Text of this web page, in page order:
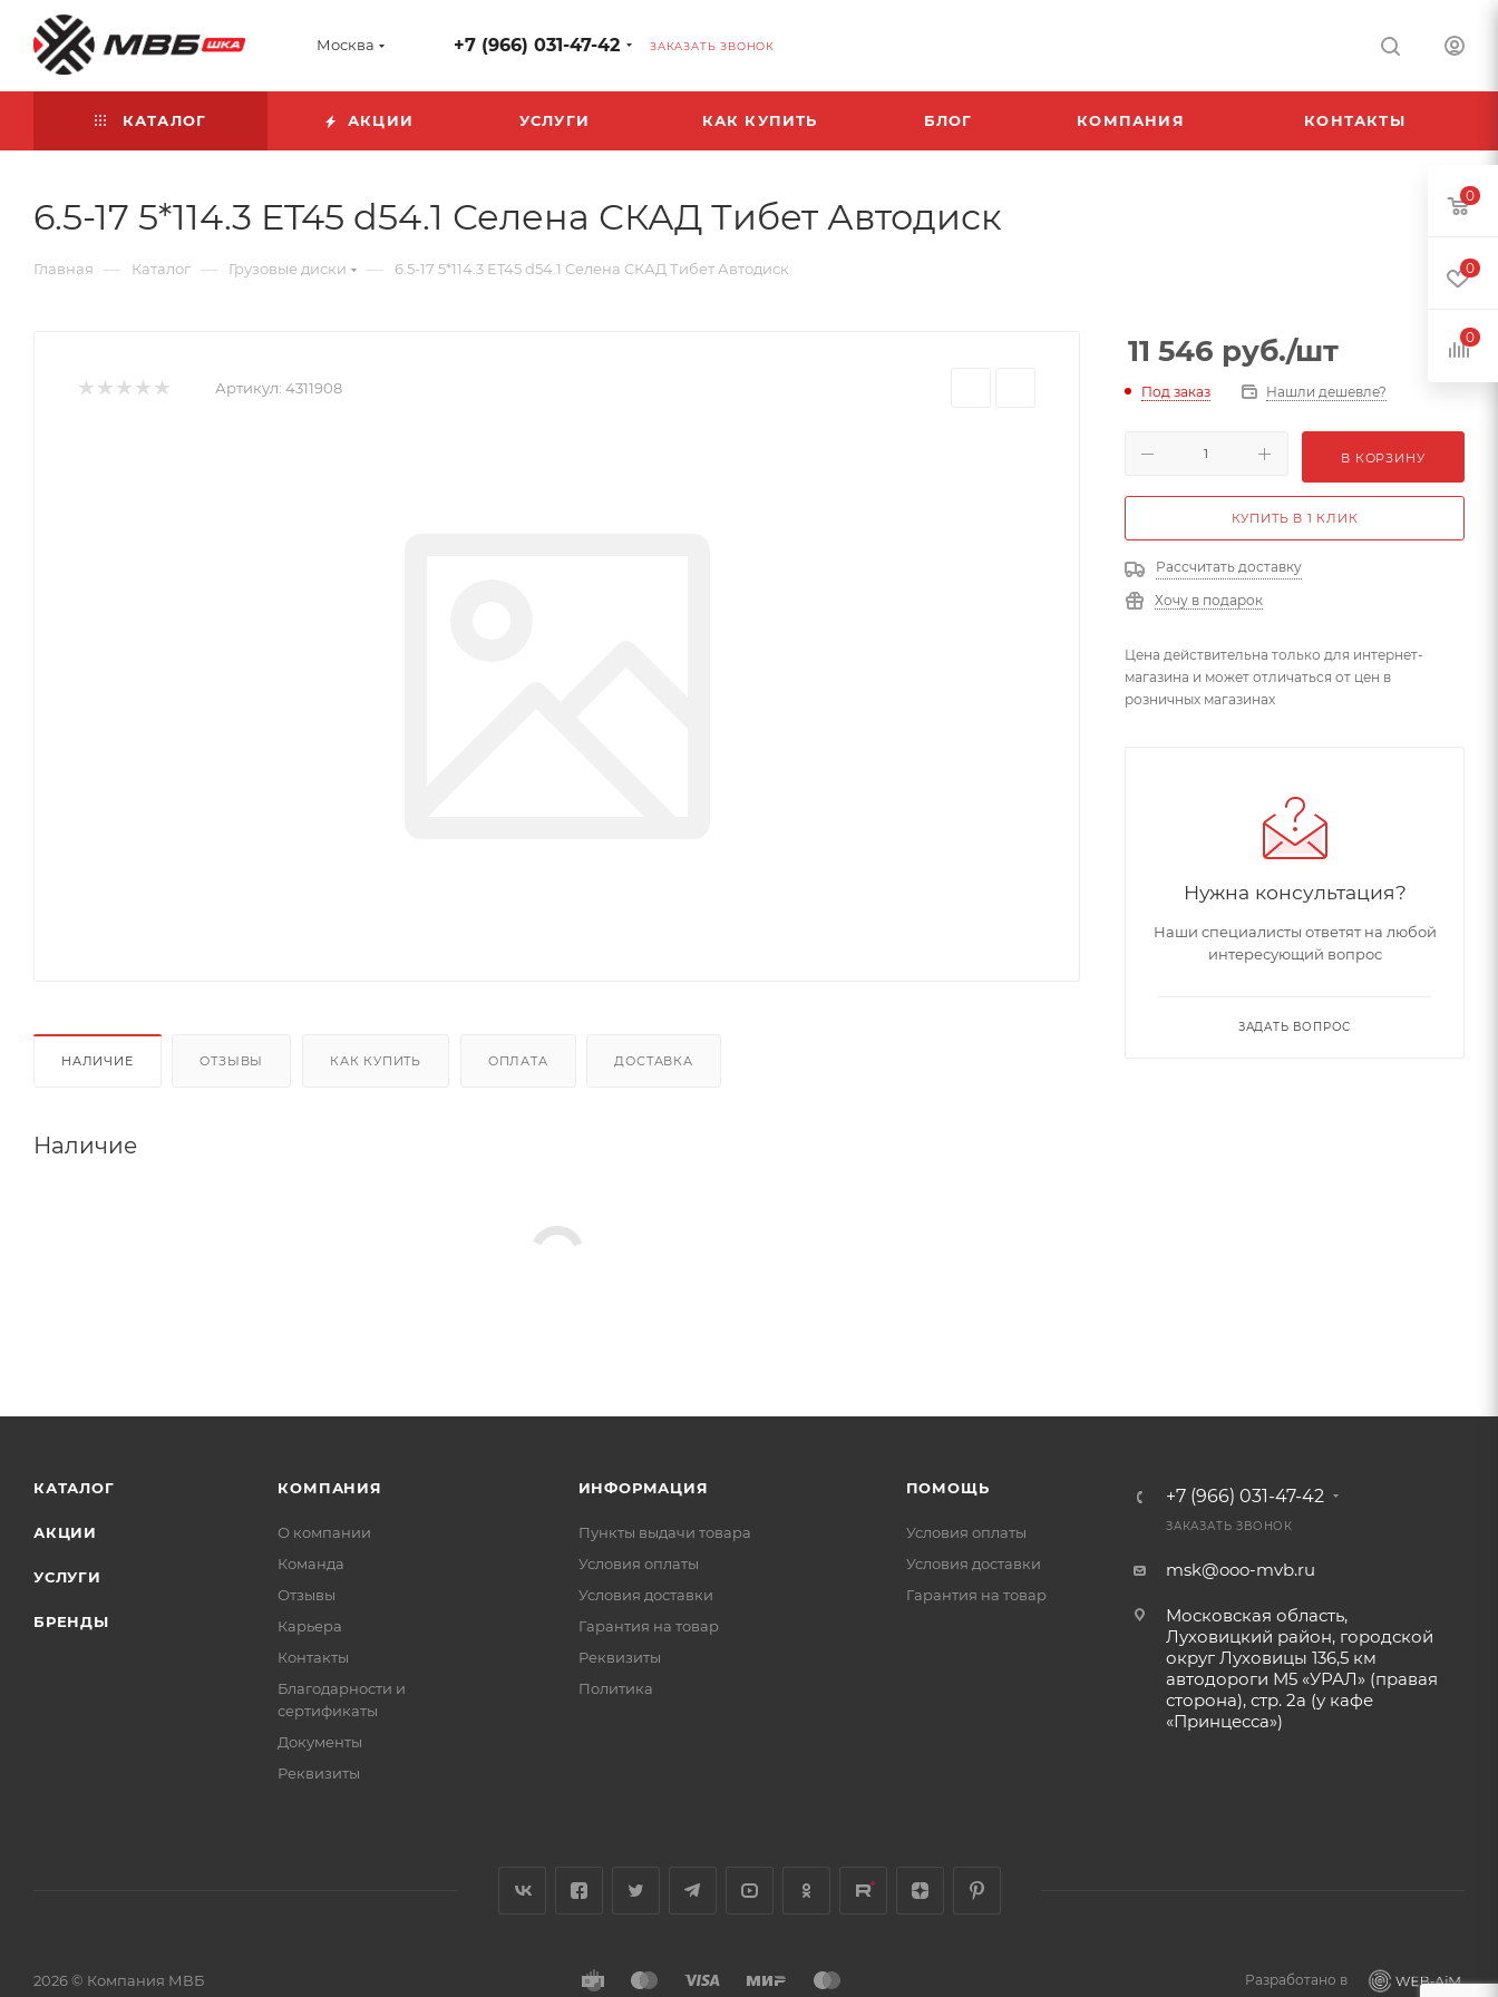
Москва +7 (966) 031-47-42 ЗАКАЗАТЬ ЗВОНОК
КАТАЛОГ АКЦИИ УСЛУГИ КАК КУПИТЬ БЛОГ КОМПАНИЯ КОНТАКТЫ
6.5-17 5*114.3 ET45 d54.1 Селена СКАД Тибет Автодиск
Главная — Каталог — Грузовые диски — 6.5-17 5*114.3 ET45 d54.1 Селена СКАД Тибет Автодиск
Артикул: 4311908
НАЛИЧИЕ ОТЗЫВЫ КАК КУПИТЬ ОПЛАТА ДОСТАВКА
Наличие
11 546 руб./шт
Под заказ Нашли дешевле?
В КОРЗИНУ
КУПИТЬ В 1 КЛИК
Рассчитать доставку
Хочу в подарок
Цена действительна только для интернет-
магазина и может отличаться от цен в
розничных магазинах
Нужна консультация?
Наши специалисты ответят на любой
интересующий вопрос
ЗАДАТЬ ВОПРОС
КАТАЛОГ
АКЦИИ
УСЛУГИ
БРЕНДЫ
КОМПАНИЯ
О компании
Команда
Отзывы
Карьера
Контакты
Благодарности и
сертификаты
Документы
Реквизиты
ИНФОРМАЦИЯ
Пункты выдачи товара
Условия оплаты
Условия доставки
Гарантия на товар
Реквизиты
Политика
ПОМОЩЬ
Условия оплаты
Условия доставки
Гарантия на товар
+7 (966) 031-47-42
ЗАКАЗАТЬ ЗВОНОК
msk@ooo-mvb.ru
Московская область,
Луховицкий район, городской
округ Луховицы 136,5 км
автодороги М5 «УРАЛ» (правая
сторона), стр. 2а (у кафе
«‎Принцесса»)
2026 © Компания МВБ Разработано в
0
0
0